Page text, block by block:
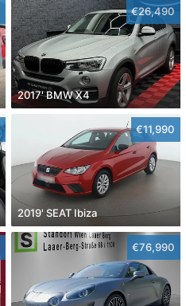
€26,490
2017' BMW X4
€11,990
2019' SEAT Ibiza
€76,990